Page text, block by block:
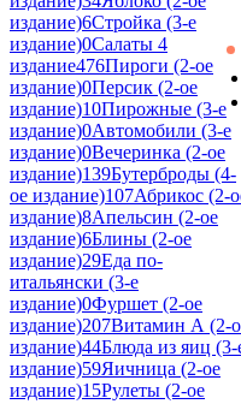
издание)6Стройка (3-е
издание)0Салаты 4
издание476Пироги (2-ое
издание)0Персик (2-ое
издание)10Пирожные (3-е
издание)0Автомобили (3-е
издание)0Вечеринка (2-ое
издание)139Бутерброды (4-
ое издание)107Абрикос (2-
издание)8Апельсин (2-ое
издание)6Блины (2-ое
издание)29Еда по-
итальянски (3-е
издание)0Фуршет (2-ое
издание)207Витамин А (2-
издание)44Блюда из яиц (3-
издание)59Яичница (2-ое
издание)15Рулеты (2-ое